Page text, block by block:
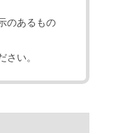
のあるもの
い。